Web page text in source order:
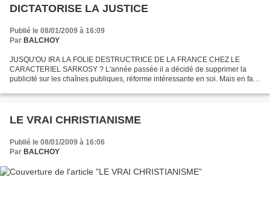
DICTATORISE LA JUSTICE
Publié le 08/01/2009 à 16:09
Par BALCHOY
JUSQU'OU IRA LA FOLIE DESTRUCTRICE DE LA FRANCE CHEZ LE
CARACTERIEL SARKOSY ? L'année passée il a décidé de supprimer la
publicité sur les chaînes publiques, réforme intéressante en soi. Mais en fait
LE VRAI CHRISTIANISME
Publié le 08/01/2009 à 16:06
Par BALCHOY